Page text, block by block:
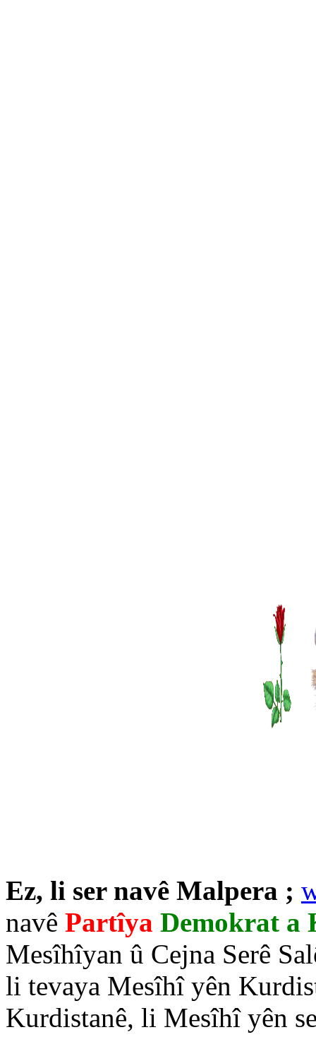
Ez, li ser navê Malpera ;
navê Partîya Demokrat
Mesîhîyan û Cejna Serê
li tevaya Mesîhî yên
Kurdistanê, li Mesîhî yên